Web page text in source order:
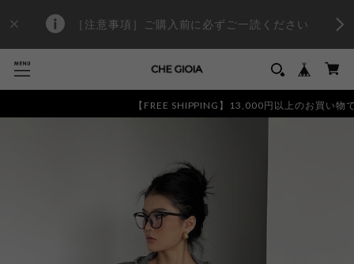
［注意事項］ご購入前に必ずご一読ください
【FREE SHIPPING】13,000円以上のお買い物で全